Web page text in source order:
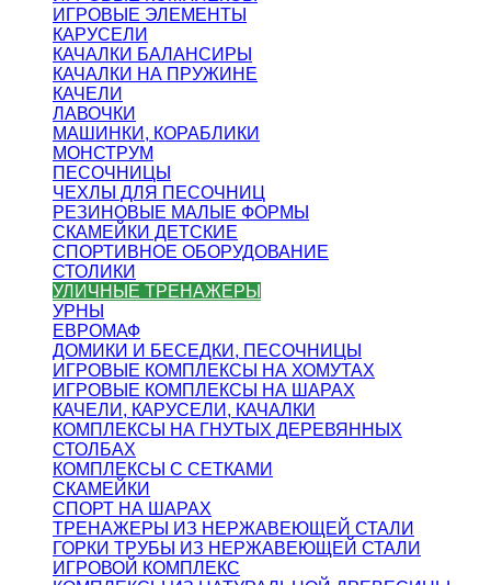
ИГРОВЫЕ ЭЛЕМЕНТЫ
КАРУСЕЛИ
КАЧАЛКИ БАЛАНСИРЫ
КАЧАЛКИ НА ПРУЖИНЕ
КАЧЕЛИ
ЛАВОЧКИ
МАШИНКИ, КОРАБЛИКИ
МОНСТРУМ
ПЕСОЧНИЦЫ
ЧЕХЛЫ ДЛЯ ПЕСОЧНИЦ
РЕЗИНОВЫЕ МАЛЫЕ ФОРМЫ
СКАМЕЙКИ ДЕТСКИЕ
СПОРТИВНОЕ ОБОРУДОВАНИЕ
СТОЛИКИ
УЛИЧНЫЕ ТРЕНАЖЕРЫ
УРНЫ
ЕВРОМАФ
ДОМИКИ И БЕСЕДКИ, ПЕСОЧНИЦЫ
ИГРОВЫЕ КОМПЛЕКСЫ НА ХОМУТАХ
ИГРОВЫЕ КОМПЛЕКСЫ НА ШАРАХ
КАЧЕЛИ, КАРУСЕЛИ, КАЧАЛКИ
КОМПЛЕКСЫ НА ГНУТЫХ ДЕРЕВЯННЫХ
СТОЛБАХ
КОМПЛЕКСЫ С СЕТКАМИ
СКАМЕЙКИ
СПОРТ НА ШАРАХ
ТРЕНАЖЕРЫ ИЗ НЕРЖАВЕЮЩЕЙ СТАЛИ
ГОРКИ ТРУБЫ ИЗ НЕРЖАВЕЮЩЕЙ СТАЛИ
ИГРОВОЙ КОМПЛЕКС